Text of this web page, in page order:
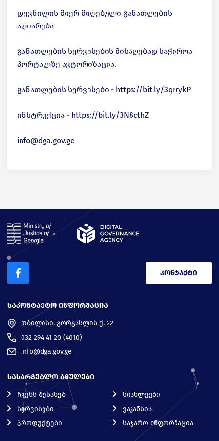
დევნილის მიერ მიღებული განათლების
აღიარება
განათლების სერვისების მისაღებად საჭიროა
პორტალზე ავტორიზაცია.
განათლების სერვისები - https://bit.ly/3qrrykP
ინსტრუქცია - https://bit.ly/3N8cthZ
info@dga.gov.ge
ᲡᲐᲙᲝᲜᲢᲐᲥᲢᲝ ᲘᲜᲤᲝᲠᲛᲐᲪᲘᲐ
თბილისი, გორგასლის ქ. 22
032 294 41 20 (4010)
info@dga.gov.ge
კონტაქტი
ᲡᲐᲡᲐᲠᲒᲔᲑᲚᲝ ᲑᲛᲣᲚᲔᲑᲘ
ჩვენს შესახებ
სერვისები
პროდუქტები
სიახლეები
ვაკანსია
საჯარო ინფორმაცია